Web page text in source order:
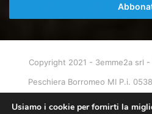
mail
Copyright 2021 - 3emme2a srl
Peschiera Borromeo MI P.i.
Usiamo i cookie per fornirti la